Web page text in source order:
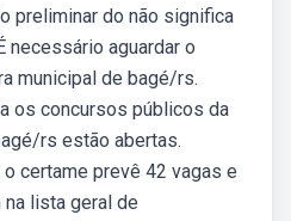
preliminar do não significa
necessário aguardar o
municipal de bagé/rs.
os concursos públicos da
rs estão abertas.
certame prevê 42 vagas e
na lista geral de